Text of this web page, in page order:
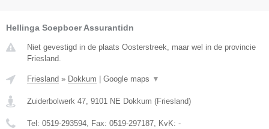
Hellinga Soepboer Assurantidn
Niet gevestigd in de plaats Oosterstreek, maar wel in de provincie
Friesland.
Friesland » Dokkum Google maps ▼
Zuiderbolwerk 47, 9101 NE Dokkum (Friesland)
Tel: 0519-293594, Fax: 0519-297187, KvK: -